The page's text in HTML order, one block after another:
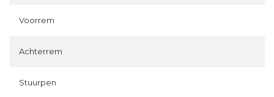
Voorrem
Achterrem
Stuurpen